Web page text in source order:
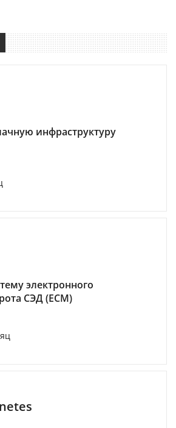
инфраструктуру
электронного
СЭД (ECM)